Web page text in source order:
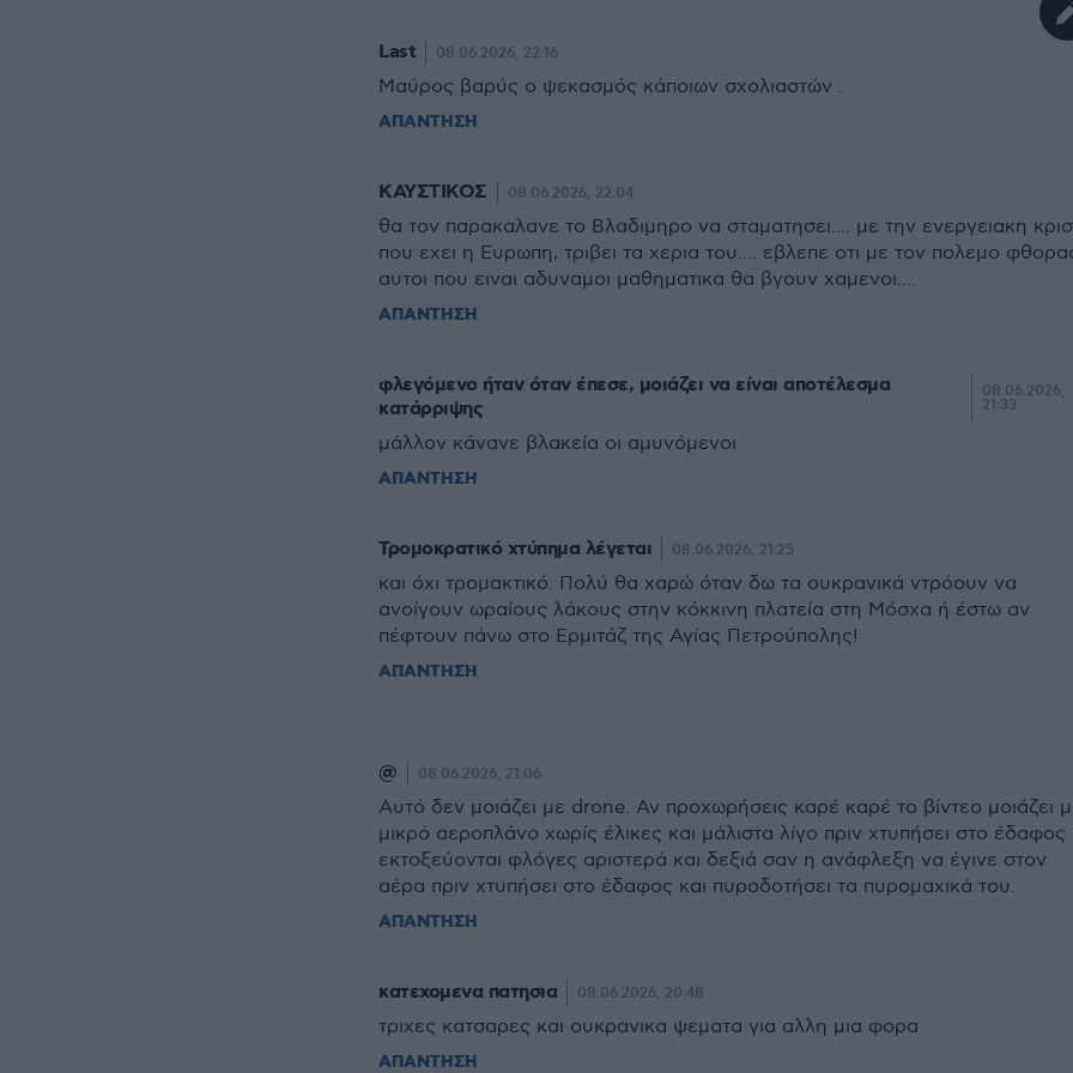
Last 08.06.2026, 22:16
Μαύρος βαρύς ο ψεκασμός κάποιων σχολιαστών .
ΑΠΑΝΤΗΣΗ
ΚΑΥΣΤΙΚΟΣ 08.06.2026, 22:04
θα τον παρακαλανε το Βλαδιμηρο να σταματησει.... με την ενεργειακη
που εχει η Ευρωπη, τριβει τα χερια του.... εβλεπε οτι με τον πολεμο
αυτοι που ειναι αδυναμοι μαθηματικα θα βγουν χαμενοι....
ΑΠΑΝΤΗΣΗ
φλεγόμενο ήταν όταν έπεσε, μοιάζει να είναι αποτέλεσμα
κατάρριψης
08.06.2026,
21:33
μάλλον κάνανε βλακεία οι αμυνόμενοι
ΑΠΑΝΤΗΣΗ
Τρομοκρατικό χτύπημα λέγεται 08.06.2026, 21:25
και όχι τρομακτικό. Πολύ θα χαρώ όταν δω τα ουκρανικά ντρόουν να
ανοίγουν ωραίους λάκους στην κόκκινη πλατεία στη Μόσχα ή έστω αν
πέφτουν πάνω στο Ερμιτάζ της Αγίας Πετρούπολης!
ΑΠΑΝΤΗΣΗ
@ 08.06.2026, 21:06
Αυτό δεν μοιάζει με drone. Αν προχωρήσεις καρέ καρέ το βίντεο μοιάζει
μικρό αεροπλάνο χωρίς έλικες και μάλιστα λίγο πριν χτυπήσει στο έδαφος
εκτοξεύονται φλόγες αριστερά και δεξιά σαν η ανάφλεξη να έγινε στον
αέρα πριν χτυπήσει στο έδαφος και πυροδοτήσει τα πυρομαχικά του.
ΑΠΑΝΤΗΣΗ
κατεχομενα πατησια 08.06.2026, 20:48
τριχες κατσαρες και ουκρανικα ψεματα για αλλη μια φορα
ΑΠΑΝΤΗΣΗ